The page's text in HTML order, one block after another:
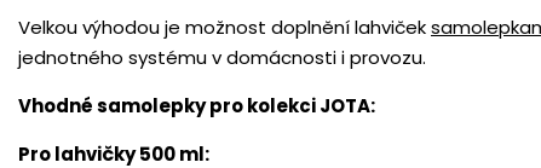
Velkou výhodou je možnost doplnění lahviček
jednotného systému v domácnosti i provozu.
Vhodné samolepky pro kolekci JOTA:
Pro lahvičky 500 ml: